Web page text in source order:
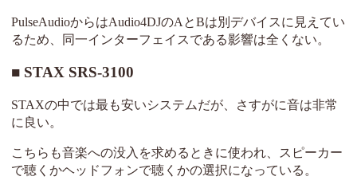
PulseAudioからはAudio4DJのAとBは別デバイスに見えてい
るため、同一インターフェイスである影響は全くない。
STAX SRS-3100
STAXの中では最も安いシステムだが、さすがに音は非常
に良い。
こちらも音楽への没入を求めるときに使われ、スピーカー
で聴くかヘッドフォンで聴くかの選択になっている。